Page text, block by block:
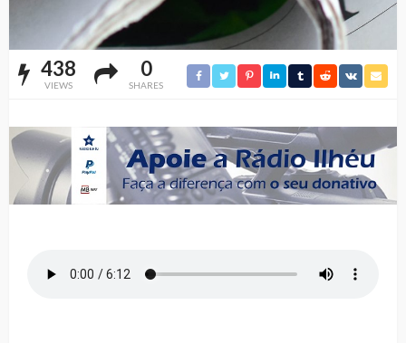
438
VIEWS
0
SHARES